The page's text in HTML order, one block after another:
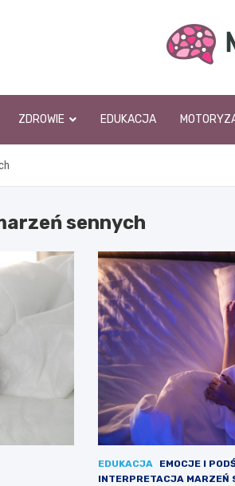
ZDROWIE EDUKACJA
sennych
EDUKACJA
EMOCJE I
INTERPRETACJA MARZEŃ